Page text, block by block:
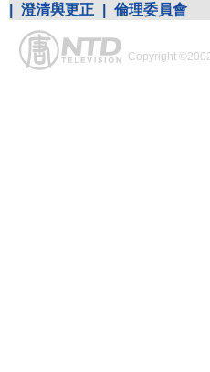
澄清與更正 倫理委員會
Copyright